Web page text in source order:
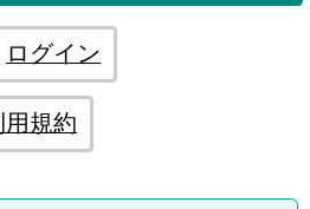
ログイン
用規約